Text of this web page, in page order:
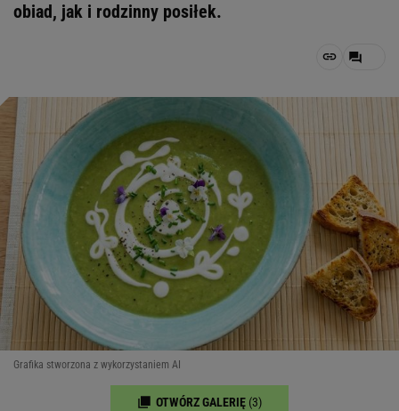
obiad, jak i rodzinny posiłek.
Grafika stworzona z wykorzystaniem AI
OTWÓRZ GALERIĘ (3)